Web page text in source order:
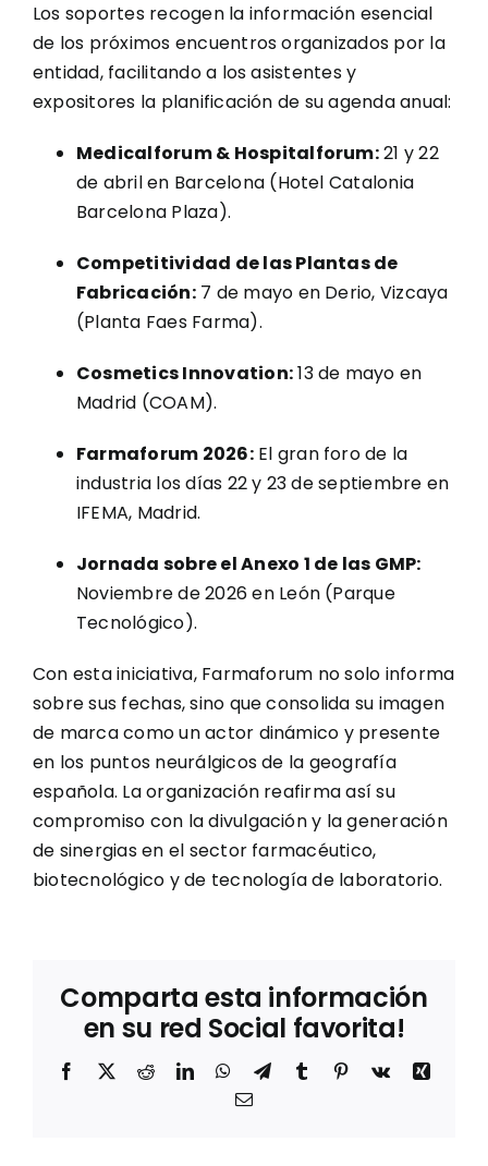
Los soportes recogen la información esencial
de los próximos encuentros organizados por la
entidad, facilitando a los asistentes y
expositores la planificación de su agenda anual:
Medicalforum & Hospitalforum:21 y 22
de abril en Barcelona (Hotel Catalonia
Barcelona Plaza).
Competitividad de las Plantas de
Fabricación:7 de mayo en Derio, Vizcaya
(Planta Faes Farma).
Cosmetics Innovation:13 de mayo en
Madrid (COAM).
Farmaforum 2026:El gran foro de la
industria los días 22 y 23 de septiembre en
IFEMA, Madrid.
Jornada sobre el Anexo 1 de las GMP:
Noviembre de 2026 en León (Parque
Tecnológico).
Con esta iniciativa, Farmaforum no solo informa
sobre sus fechas, sino que consolida su imagen
de marca como un actor dinámico y presente
en los puntos neurálgicos de la geografía
española. La organización reafirma así su
compromiso con la divulgación y la generación
de sinergias en el sector farmacéutico,
biotecnológico y de tecnología de laboratorio.
Comparta esta información
en su red Social favorita!
Facebook
X RedditLinkedInWhatsApp
TelegramTumblr Pinterest
Vk
Xing
Correo